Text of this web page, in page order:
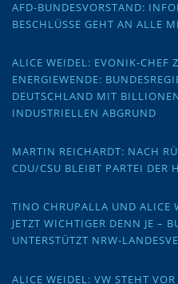
AFD-BUNDESVORSTAND:
BESCHLÜSSE GEHT AN ALLE
ALICE WEIDEL: EVONIK-CHEF
ENERGIEWENDE:
DEUTSCHLAND MIT
INDUSTRIELLEN ABGRUND
MARTIN REICHARDT: NACH
CDU/CSU BLEIBT PARTEI DER
TINO CHRUPALLA UND ALICE
JETZT WICHTIGER DENN JE –
UNTERSTÜTZT NRW-
ALICE WEIDEL: VW STEHT